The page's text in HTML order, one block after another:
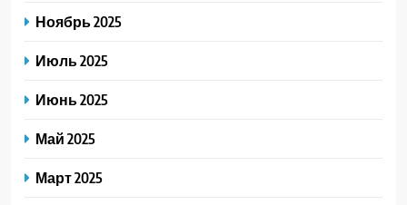
Ноябрь 2025
Июль 2025
Июнь 2025
Май 2025
Март 2025